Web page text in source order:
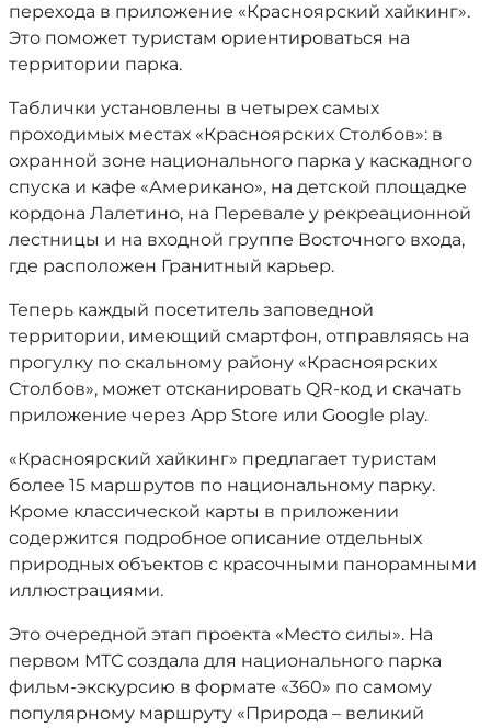
перехода в приложение «Красноярский хайкинг».
Это поможет туристам ориентироваться на
территории парка.
Таблички установлены в четырех самых
проходимых местах «Красноярских Столбов»: в
охранной зоне национального парка у каскадного
спуска и кафе «Американо», на детской площадке
кордона Лалетино, на Перевале у рекреационной
лестницы и на входной группе Восточного входа,
где расположен Гранитный карьер.
Теперь каждый посетитель заповедной
территории, имеющий смартфон, отправляясь на
прогулку по скальному району «Красноярских
Столбов», может отсканировать QR-код и скачать
приложение через App Store или Google play.
«Красноярский хайкинг» предлагает туристам
более 15 маршрутов по национальному парку.
Кроме классической карты в приложении
содержится подробное описание отдельных
природных объектов с красочными панорамными
иллюстрациями.
Это очередной этап проекта «Место силы». На
первом МТС создала для национального парка
фильм-экскурсию в формате «360» по самому
популярному маршруту «Природа – великий